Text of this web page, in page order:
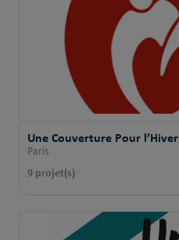
Une Couverture Pour l’Hiver
Paris
9 projet(s)